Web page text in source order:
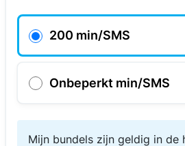
200 min/SMS
Onbeperkt min/SMS
Mijn bundels zijn geldig in de